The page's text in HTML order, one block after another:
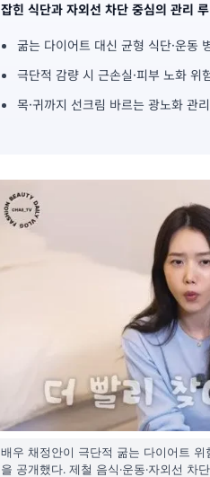
심
잡힌 식단과 자외선 차단 중심의 관리
굶는 다이어트 대신 균형 식단·운동
극단적 감량 시 근손실·피부 노화 위
목·귀까지 선크림 바르는 광노화 관
배우 채정안이 극단적 굶는 다이어트
을 공개했다. 제철 음식·운동·자외선 차